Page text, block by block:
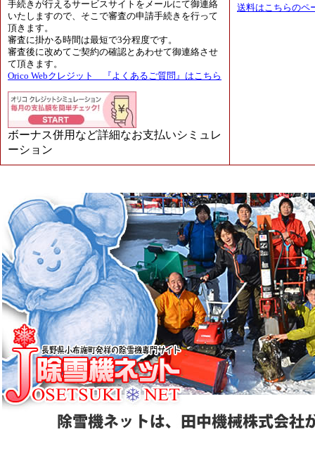
手続きが行えるサービスサイトをメールにて御連絡
いたしますので、そこで審査の申請手続きを行って
頂きます。
審査に掛かる時間は最短で3分程度です。
審査後に改めてご契約の確認とあわせて御連絡させ
て頂きます。
Orico Webクレジット 『よくあるご質問』はこちら
ボーナス併用など詳細なお支払いシミュレ
ーション
送料はこちらのペ